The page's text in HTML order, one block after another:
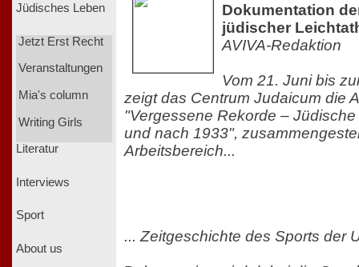
Jüdisches Leben
Jetzt Erst Recht
Veranstaltungen
Mia's column
Writing Girls
Literatur
Interviews
Sport
About us
Dokumentation
jüdischer
AVIVA-Redaktion
Vom 21. Juni bis
zeigt das Centrum Judaicum die
"Vergessene Rekorde –
und nach 1933",
Arbeitsbereich...
... Zeitgeschichte des Sports der